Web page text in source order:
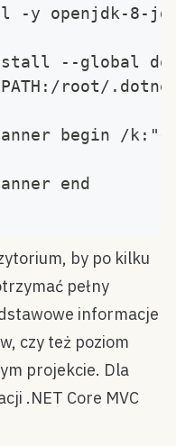
-y openjdk-8-
- -global
: /root/
begin /k : "
end
by po kilku
pełny
informacje
czy też poziom
projekcie. Dla
.NET Core MVC